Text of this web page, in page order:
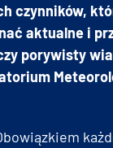
czynników,
aktualne i
porywisty